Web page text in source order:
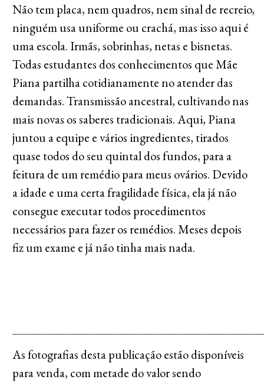
Não tem placa, nem quadros, nem sinal de recreio,
ninguém usa uniforme ou crachá, mas isso aqui é
uma escola. Irmãs, sobrinhas, netas e bisnetas.
Todas estudantes dos conhecimentos que Mãe
Piana partilha cotidianamente no atender das
demandas. Transmissão ancestral, cultivando nas
mais novas os saberes tradicionais. Aqui, Piana
juntou a equipe e vários ingredientes, tirados
quase todos do seu quintal dos fundos, para a
feitura de um remédio para meus ovários. Devido
a idade e uma certa fragilidade física, ela já não
consegue executar todos procedimentos
necessários para fazer os remédios. Meses depois
fiz um exame e já não tinha mais nada.
As fotografias desta publicação estão disponíveis
para venda, com metade do valor sendo